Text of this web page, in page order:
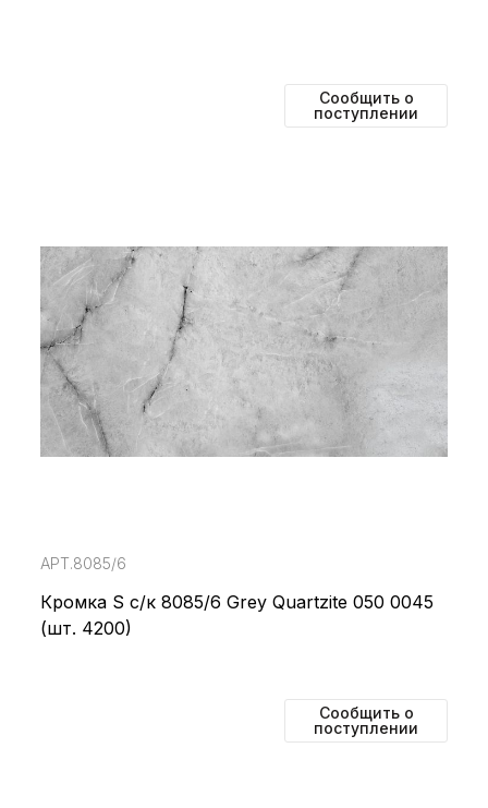
Сообщить о
поступлении
АРТ.8085/6
Кромка S с/к 8085/6 Grey Quartzite 050 0045
(шт. 4200)
Сообщить о
поступлении